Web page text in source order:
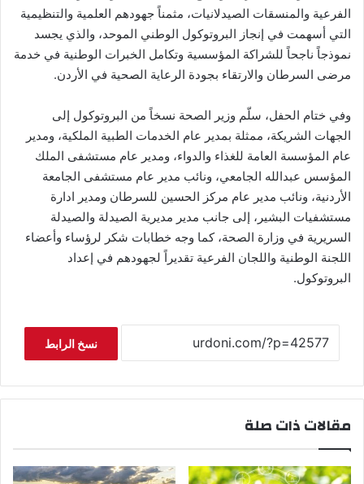
الفرعية والمنسقات الصيدلانيات، مثمناً جهودهم العلمية والتنظيمية
التي أسهمت في إنجاز البروتوكول الوطني الموحد، والذي يجسد
نموذجاً ناجحاً للشراكة المؤسسية وتكامل الخبرات الوطنية في خدمة
مرضى السرطان والارتقاء بجودة الرعاية الصحية في الأردن.
وفي ختام الحفل، سلّم وزير الصحة نسخاً من البروتوكول إلى
الجهات الشريكة، ممثلة بمدير عام الخدمات الطبية الملكية، ومدير
عام المؤسسة العامة للغذاء والدواء، ومدير عام مستشفى الملك
المؤسس عبدالله الجامعي، ونائب مدير عام مستشفى الجامعة
الأردنية، ونائب مدير عام مركز الحسين للسرطان ومدير ادارة
مستشفيات البشير، إلى جانب مدير مديرية الصيدلة والصيدلة
السريرية في وزارة الصحة، كما وجه خطابات شكر لرؤساء وأعضاء
اللجنة الوطنية واللجان الفرعية تقديراً لجهودهم في إعداد
البروتوكول.
نسخ الرابط
مقالات ذات صلة